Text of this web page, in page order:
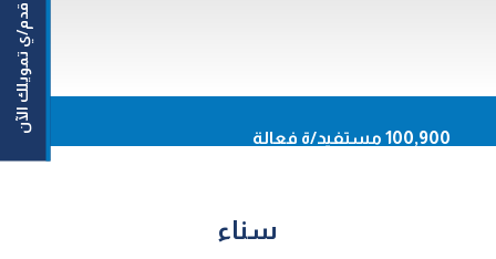
En قدم/ي تمويلك الآن
حاسبة القروض
100,900 مستفيد/ة فعالة
سناء